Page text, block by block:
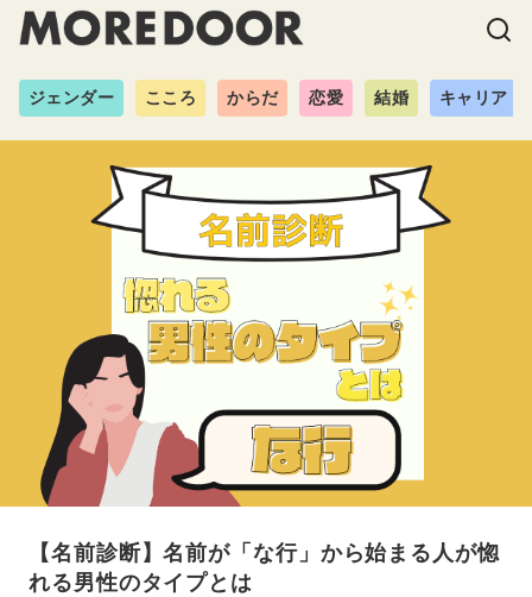
ジェンダー こころ からだ 恋愛 結婚 キャリア
【名前診断】名前が「な行」から始まる人が惚
れる男性のタイプとは